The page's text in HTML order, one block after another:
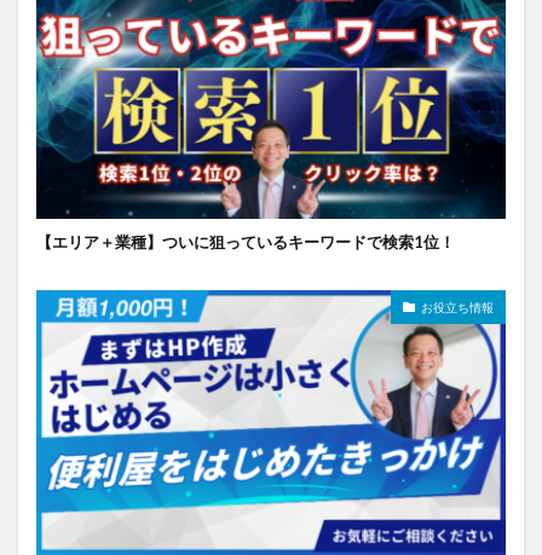
【エリア＋業種】ついに狙っているキーワードで検索1位！
お役立ち情報